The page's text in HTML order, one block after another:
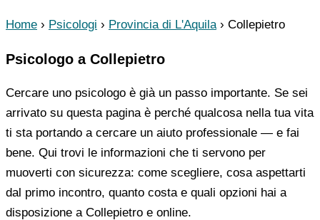
Home › Psicologi › Provincia di L'Aquila › Collepietro
Psicologo a Collepietro
Cercare uno psicologo è già un passo importante. Se sei
arrivato su questa pagina è perché qualcosa nella tua vita
ti sta portando a cercare un aiuto professionale — e fai
bene. Qui trovi le informazioni che ti servono per
muoverti con sicurezza: come scegliere, cosa aspettarti
dal primo incontro, quanto costa e quali opzioni hai a
disposizione a Collepietro e online.